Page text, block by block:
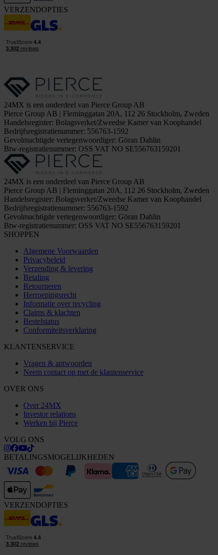
VERZENDOPTIES
24MX is een onderdeel van Pierce Group AB
Pierce Group AB | Fleminggatan 20A, 112 26 Stockholm, Zweden
Handelsregister: Bolagsverket/Zweedse Kamer van Koophandel
Bedrijfsregistratienummer: 556763-1592
Gevolmachtigde vertegenwoordiger: Göran Dahlin
Btw-registratienummer: OSS VAT NO SE556763159201
24MX is een onderdeel van Pierce Group AB
Pierce Group AB | Fleminggatan 20A, 112 26 Stockholm, Zweden
Handelsregister: Bolagsverket/Zweedse Kamer van Koophandel
Bedrijfsregistratienummer: 556763-1592
Gevolmachtigde vertegenwoordiger: Göran Dahlin
Btw-registratienummer: OSS VAT NO SE556763159201
SHOPPEN
Algemene Voorwaarden
Privacybeleid
Verzending & levering
Betaling
Retourneren
Herroepingsrecht
Informatie over recycling
Claims & klachten
Bestelstatus
Conformiteitsverklaring
KLANTENSERVICE
Vragen & antwoorden
Neem contact op met de klantenservice
OVER ONS
Over 24MX
Investor relations
Werken bij Pierce
VOLG ONS
BETALINGSMOGELIJKHEDEN
VERZENDOPTIES